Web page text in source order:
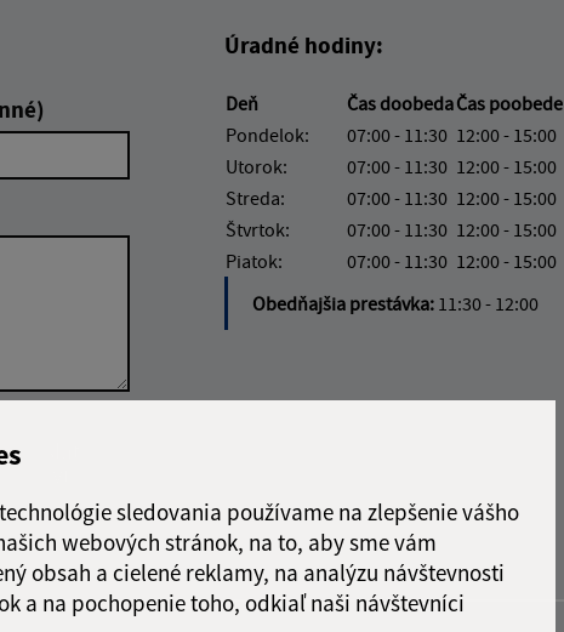
sledovania používame na zlepšenie vášho
webových stránok, na to, aby sme vám
obsah a cielené reklamy, na analýzu návštevnosti
a na pochopenie toho, odkiaľ naši návštevníci
reCaptcha Response
Odoslať
správu
Úradné hodiny:
Deň Čas doobedaČas poobede
Pondelok:
07:00 - 11:30 12:00 - 15:00
Utorok:
07:00 - 11:30 12:00 - 15:00
Streda:
07:00 - 11:30 12:00 - 15:00
Štvrtok:
07:00 - 11:30 12:00 - 15:00
Piatok:
07:00 - 11:30 12:00 - 15:00
Obedňajšia prestávka: 11:30 - 12:00